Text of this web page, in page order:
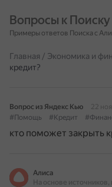
Вопросы к Поиску
Примеры ответов Поиска с
Главная / Экономика и
кредит?
Вопрос из Яндекс Кью
22
#Помощь
#Кредит
кто поможет закрыть
Алиса